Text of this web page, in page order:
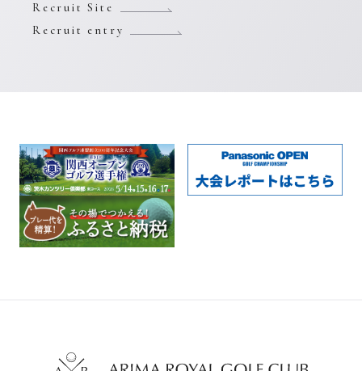
Recruit Site
Recruit entry